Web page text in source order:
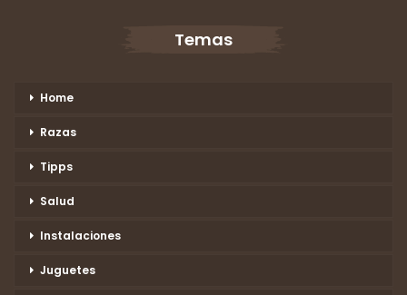
Temas
Home
Razas
Tipps
Salud
Instalaciones
Juguetes